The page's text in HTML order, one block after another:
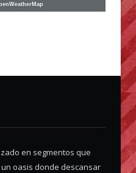
en segmentos que
oasis donde descansar